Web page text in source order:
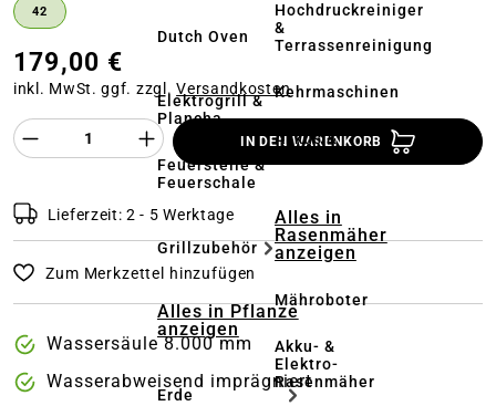
Dutch Oven
Elektrogrill &
Plancha
Feuerstelle &
Feuerschale
Grillzubehör
Alles in Pflanze
anzeigen
Erde
Hochdruckreiniger
&
Terrassenreinigung
Kehrmaschinen
Akkus &
Alles in
Rasenmäher
anzeigen
Mähroboter
Akku- &
Elektro-
Rasenmäher
42
179,00 €
inkl. MwSt. ggf. zzgl.Versandkosten
Produkt Anzahl des Produktes
IN DEN WARENKORB
Lieferzeit: 2 - 5 Werktage
Zum Merkzettel hinzufügen
Wassersäule 8.000 mm
Wasserabweisend imprägniert